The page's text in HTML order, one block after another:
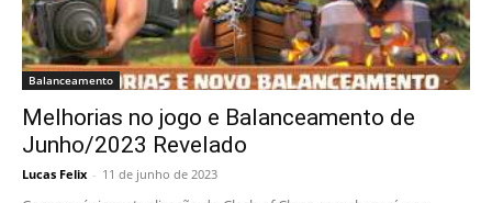
Balanceamento
Melhorias no jogo e Balanceamento de
Junho/2023 Revelado
Lucas Felix - 11 de junho de 2023